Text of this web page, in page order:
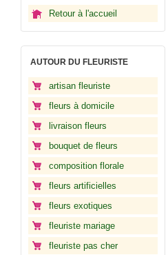
Retour à l'accueil
AUTOUR DU FLEURISTE
artisan fleuriste
fleurs à domicile
livraison fleurs
bouquet de fleurs
composition florale
fleurs artificielles
fleurs exotiques
fleuriste mariage
fleuriste pas cher